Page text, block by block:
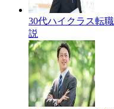
30代ハイクラス転
説